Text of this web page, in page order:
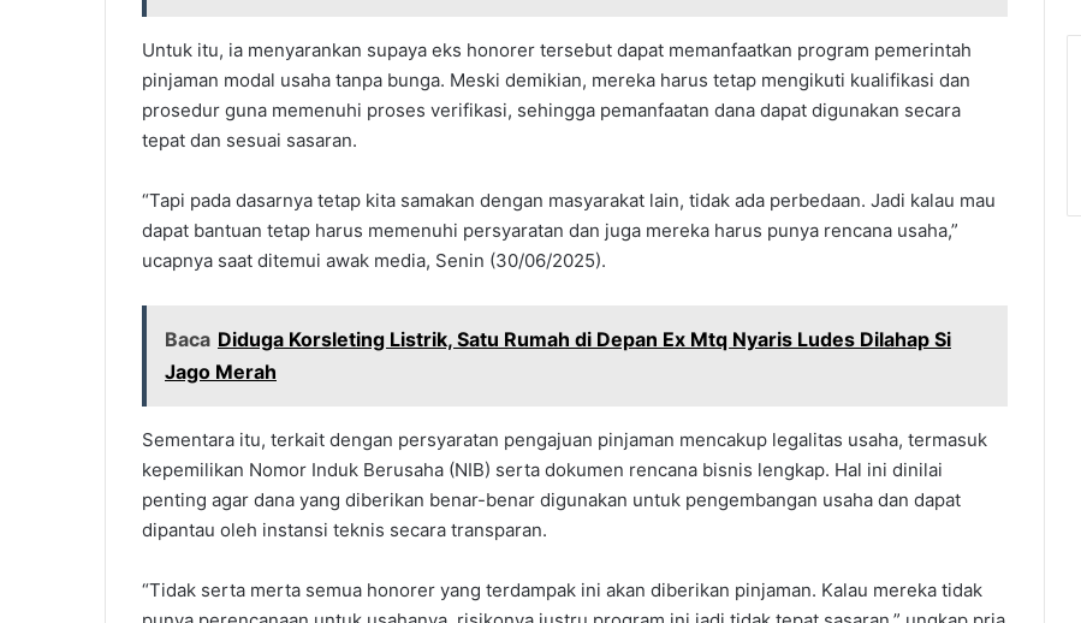
Untuk itu, ia menyarankan supaya eks honorer tersebut dapat memanfaatkan program pemerintah
pinjaman modal usaha tanpa bunga. Meski demikian, mereka harus tetap mengikuti kualifikasi dan
prosedur guna memenuhi proses verifikasi, sehingga pemanfaatan dana dapat digunakan secara
tepat dan sesuai sasaran.
“Tapi pada dasarnya tetap kita samakan dengan masyarakat lain, tidak ada perbedaan. Jadi kalau mau
dapat bantuan tetap harus memenuhi persyaratan dan juga mereka harus punya rencana usaha,”
ucapnya saat ditemui awak media, Senin (30/06/2025).
Baca Diduga Korsleting Listrik, Satu Rumah di Depan Ex Mtq Nyaris Ludes Dilahap Si
Jago Merah
Sementara itu, terkait dengan persyaratan pengajuan pinjaman mencakup legalitas usaha, termasuk
kepemilikan Nomor Induk Berusaha (NIB) serta dokumen rencana bisnis lengkap. Hal ini dinilai
penting agar dana yang diberikan benar-benar digunakan untuk pengembangan usaha dan dapat
dipantau oleh instansi teknis secara transparan.
“Tidak serta merta semua honorer yang terdampak ini akan diberikan pinjaman. Kalau mereka tidak